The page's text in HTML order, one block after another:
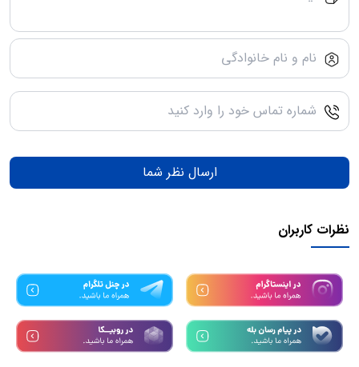
ارسال نظر شما
نظرات کاربران